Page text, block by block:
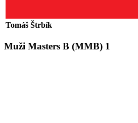
Tomáš Štrbík
Muži Masters B (MMB) 1